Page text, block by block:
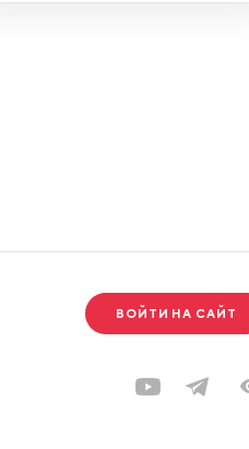
ВОЙТИ НА САЙТ